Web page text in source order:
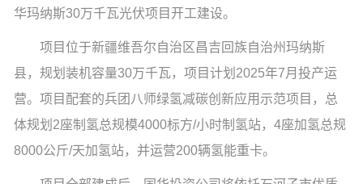
华玛纳斯30万千瓦光伏项目开工建设。
项目位于新疆维吾尔自治区昌吉回族自治州玛纳斯
县，规划装机容量30万千瓦，项目计划2025年7月投产运
营。项目配套的兵团八师绿氢减碳创新应用示范项目，总
体规划2座制氢总规模4000标方/小时制氢站，4座加氢总规
8000公斤/天加氢站，并运营200辆氢能重卡。